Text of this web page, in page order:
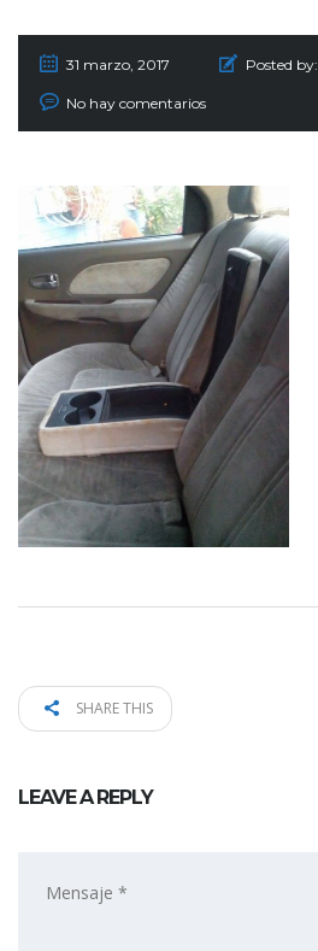
31 marzo, 2017 Posted by:
No hay comentarios
SHARE THIS
LEAVE A REPLY